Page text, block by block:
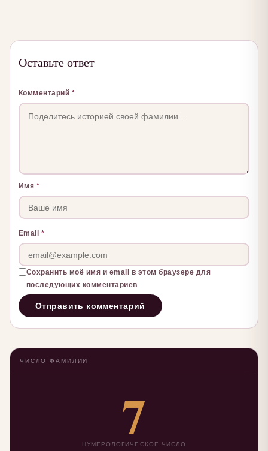
Оставьте ответ
Комментарий *
Имя *
Email *
Сохранить моё имя и email в этом браузере для
последующих комментариев
ЧИСЛО ФАМИЛИИ
7
НУМЕРОЛОГИЧЕСКОЕ ЧИСЛО